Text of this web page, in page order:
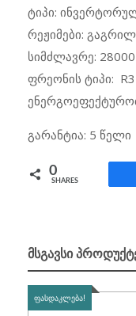
ტიპი:
რეჟიმები:
სიმძლავრე:
ფრეონის ტიპი:
გარანტია: 5 წელი
0
SHARES
ᲛᲡᲒᲐᲕᲡᲘ
ᲤᲐᲡᲓᲐᲙᲚᲔᲑᲐ!